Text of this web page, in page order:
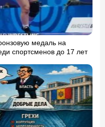
медаль на
спортсменов до 17 лет